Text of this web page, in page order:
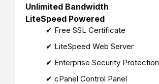
Unlimited Bandwidth
LiteSpeed Powered
✔ Free SSL Certificate
✔ LiteSpeed Web Server
✔ Enterprise Security Protection
✔ cPanel Control Panel